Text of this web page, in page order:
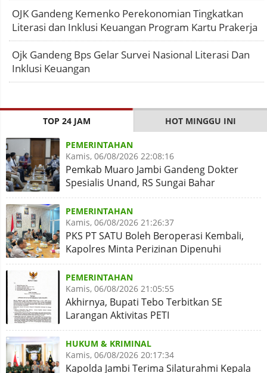
OJK Gandeng Kemenko Perekonomian Tingkatkan
Literasi dan Inklusi Keuangan Program Kartu Prakerja
Ojk Gandeng Bps Gelar Survei Nasional Literasi Dan
Inklusi Keuangan
TOP 24 JAM HOT MINGGU INI
PEMERINTAHAN
Kamis, 06/08/2026 22:08:16
Pemkab Muaro Jambi Gandeng Dokter
Spesialis Unand, RS Sungai Bahar
Disiapkan Naik Kelas
PEMERINTAHAN
Kamis, 06/08/2026 21:26:37
PKS PT SATU Boleh Beroperasi Kembali,
Kapolres Minta Perizinan Dipenuhi
PEMERINTAHAN
Kamis, 06/08/2026 21:05:55
Akhirnya, Bupati Tebo Terbitkan SE
Larangan Aktivitas PETI
HUKUM & KRIMINAL
Kamis, 06/08/2026 20:17:34
Kapolda Jambi Terima Silaturahmi Kepala